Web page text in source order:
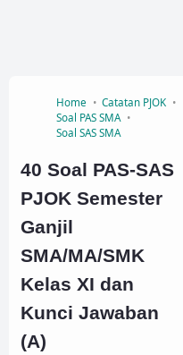
Home
Catatan PJOK
Soal PAS SMA
Soal SAS SMA
40 Soal PAS-SAS
PJOK Semester
Ganjil
SMA/MA/SMK
Kelas XI dan
Kunci Jawaban
(A)